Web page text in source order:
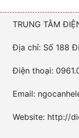
TRUNG TÂM
Địa chỉ: Số 188
Điện thoại:
Email:
Website: http://